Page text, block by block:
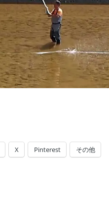
X Pinterest その他